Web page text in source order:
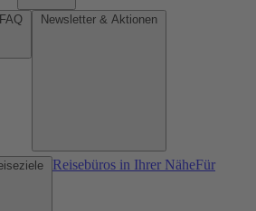
Reisebüros in Ihrer NäheFür